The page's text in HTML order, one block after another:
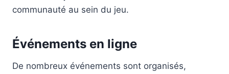
communauté au sein du jeu.
Événements en ligne
De nombreux événements sont organisés,